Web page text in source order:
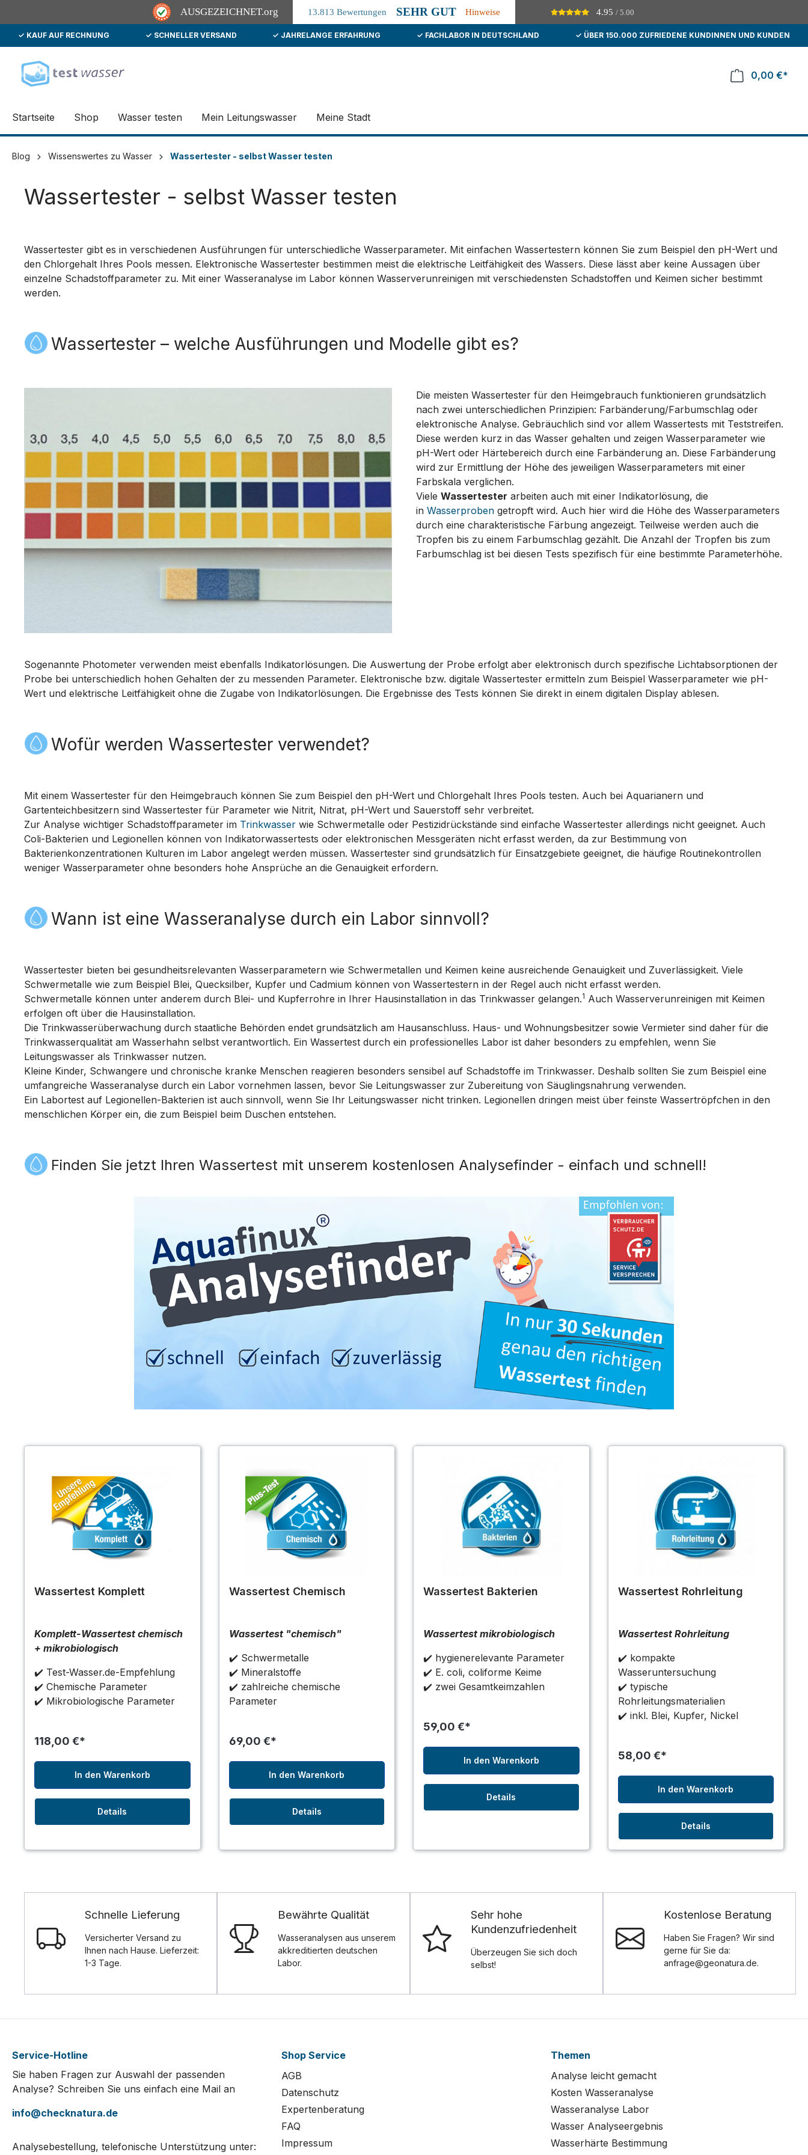
AUSGEZEICHNET.org 13.813 Bewertungen SEHR GUT Hinweise 4.95/ 5.00
Zur Hauptnavigation springen
✓ KAUF AUF RECHNUNG ✓ SCHNELLER VERSAND ✓ JAHRELANGE ERFAHRUNG ✓ FACHLABOR IN DEUTSCHLAND ✓ ÜBER 150.000 ZUFRIEDENE KUNDINNEN UND KUNDEN
0,00 €*
Startseite Shop Wasser testen Mein Leitungswasser Meine Stadt
Blog Wissenswertes zu Wasser Wassertester - selbst Wasser testen
Wassertester - selbst Wasser testen
Wassertester gibt es in verschiedenen Ausführungen für unterschiedliche Wasserparameter. Mit einfachen Wassertestern können Sie zum Beispiel den pH-Wert und
den Chlorgehalt Ihres Pools messen. Elektronische Wassertester bestimmen meist die elektrische Leitfähigkeit des Wassers. Diese lässt aber keine Aussagen über
einzelne Schadstoffparameter zu. Mit einer Wasseranalyse im Labor können Wasserverunreinigen mit verschiedensten Schadstoffen und Keimen sicher bestimmt
werden.
Wassertester – welche Ausführungen und Modelle gibt es?
Die meisten Wassertester für den Heimgebrauch funktionieren grundsätzlich
nach zwei unterschiedlichen Prinzipien: Farbänderung/Farbumschlag oder
elektronische Analyse. Gebräuchlich sind vor allem Wassertests mit Teststreifen.
Diese werden kurz in das Wasser gehalten und zeigen Wasserparameter wie
pH-Wert oder Härtebereich durch eine Farbänderung an. Diese Farbänderung
wird zur Ermittlung der Höhe des jeweiligen Wasserparameters mit einer
Farbskala verglichen.
Viele Wassertester arbeiten auch mit einer Indikatorlösung, die
in Wasserproben getropft wird. Auch hier wird die Höhe des Wasserparameters
durch eine charakteristische Färbung angezeigt. Teilweise werden auch die
Tropfen bis zu einem Farbumschlag gezählt. Die Anzahl der Tropfen bis zum
Farbumschlag ist bei diesen Tests spezifisch für eine bestimmte Parameterhöhe.
Sogenannte Photometer verwenden meist ebenfalls Indikatorlösungen. Die Auswertung der Probe erfolgt aber elektronisch durch spezifische Lichtabsorptionen der
Probe bei unterschiedlich hohen Gehalten der zu messenden Parameter. Elektronische bzw. digitale Wassertester ermitteln zum Beispiel Wasserparameter wie pH-
Wert und elektrische Leitfähigkeit ohne die Zugabe von Indikatorlösungen. Die Ergebnisse des Tests können Sie direkt in einem digitalen Display ablesen.
Wofür werden Wassertester verwendet?
Mit einem Wassertester für den Heimgebrauch können Sie zum Beispiel den pH-Wert und Chlorgehalt Ihres Pools testen. Auch bei Aquarianern und
Gartenteichbesitzern sind Wassertester für Parameter wie Nitrit, Nitrat, pH-Wert und Sauerstoff sehr verbreitet.
Zur Analyse wichtiger Schadstoffparameter im Trinkwasser wie Schwermetalle oder Pestizidrückstände sind einfache Wassertester allerdings nicht geeignet. Auch
Coli-Bakterien und Legionellen können von Indikatorwassertests oder elektronischen Messgeräten nicht erfasst werden, da zur Bestimmung von
Bakterienkonzentrationen Kulturen im Labor angelegt werden müssen. Wassertester sind grundsätzlich für Einsatzgebiete geeignet, die häufige Routinekontrollen
weniger Wasserparameter ohne besonders hohe Ansprüche an die Genauigkeit erfordern.
Wann ist eine Wasseranalyse durch ein Labor sinnvoll?
Wassertester bieten bei gesundheitsrelevanten Wasserparametern wie Schwermetallen und Keimen keine ausreichende Genauigkeit und Zuverlässigkeit. Viele
Schwermetalle wie zum Beispiel Blei, Quecksilber, Kupfer und Cadmium können von Wassertestern in der Regel auch nicht erfasst werden.
Schwermetalle können unter anderem durch Blei- und Kupferrohre in Ihrer Hausinstallation in das Trinkwasser gelangen.1 Auch Wasserverunreinigen mit Keimen
erfolgen oft über die Hausinstallation.
Die Trinkwasserüberwachung durch staatliche Behörden endet grundsätzlich am Hausanschluss. Haus- und Wohnungsbesitzer sowie Vermieter sind daher für die
Trinkwasserqualität am Wasserhahn selbst verantwortlich. Ein Wassertest durch ein professionelles Labor ist daher besonders zu empfehlen, wenn Sie
Leitungswasser als Trinkwasser nutzen.
Kleine Kinder, Schwangere und chronische kranke Menschen reagieren besonders sensibel auf Schadstoffe im Trinkwasser. Deshalb sollten Sie zum Beispiel eine
umfangreiche Wasseranalyse durch ein Labor vornehmen lassen, bevor Sie Leitungswasser zur Zubereitung von Säuglingsnahrung verwenden.
Ein Labortest auf Legionellen-Bakterien ist auch sinnvoll, wenn Sie Ihr Leitungswasser nicht trinken. Legionellen dringen meist über feinste Wassertröpfchen in den
menschlichen Körper ein, die zum Beispiel beim Duschen entstehen.
Finden Sie jetzt Ihren Wassertest mit unserem kostenlosen Analysefinder - einfach und schnell!
Wassertest Komplett
Komplett-Wassertest chemisch
+ mikrobiologisch
✔️ Test-Wasser.de-Empfehlung
✔️ Chemische Parameter
✔️ Mikrobiologische Parameter
118,00 €*
In den Warenkorb
Details
Wassertest Chemisch
Wassertest "chemisch"
✔️ Schwermetalle
✔️ Mineralstoffe
✔️ zahlreiche chemische
Parameter
69,00 €*
In den Warenkorb
Details
Wassertest Bakterien
Wassertest mikrobiologisch
✔️ hygienerelevante Parameter
✔️ E. coli, coliforme Keime
✔️ zwei Gesamtkeimzahlen
59,00 €*
In den Warenkorb
Details
Wassertest Rohrleitung
Wassertest Rohrleitung
✔️ kompakte
Wasseruntersuchung
✔️ typische
Rohrleitungsmaterialien
✔️ inkl. Blei, Kupfer, Nickel
58,00 €*
In den Warenkorb
Details
Schnelle Lieferung
Versicherter Versand zu
Ihnen nach Hause. Lieferzeit:
1-3 Tage.
Bewährte Qualität
Wasseranalysen aus unserem
akkreditierten deutschen
Labor.
Sehr hohe
Kundenzufriedenheit
Überzeugen Sie sich doch
selbst!
Kostenlose Beratung
Haben Sie Fragen? Wir sind
gerne für Sie da:
anfrage@geonatura.de.
Service-Hotline
Sie haben Fragen zur Auswahl der passenden
Analyse? Schreiben Sie uns einfach eine Mail an
info@checknatura.de
Analysebestellung, telefonische Unterstützung unter:
Shop Service
AGB
Datenschutz
Expertenberatung
FAQ
Impressum
Themen
Analyse leicht gemacht
Kosten Wasseranalyse
Wasseranalyse Labor
Wasser Analyseergebnis
Wasserhärte Bestimmung